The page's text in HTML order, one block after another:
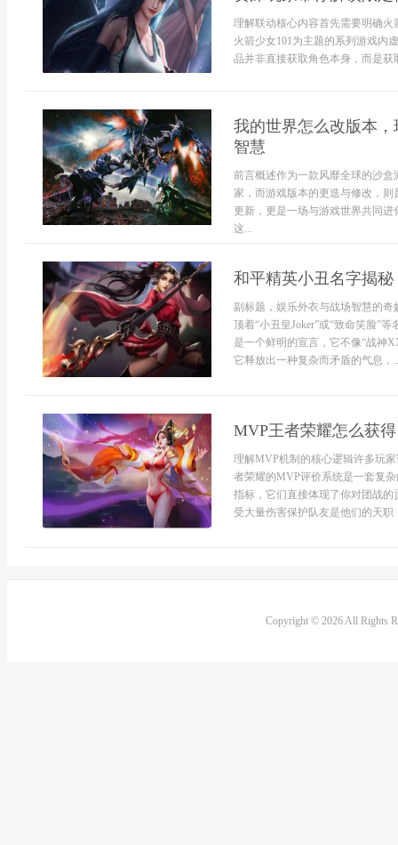
理解联动核心内容首先需要明确
火箭少女101为主题的系列游戏内
品并非直接获取角色本身，而是获
我的世界怎么改版本
智慧
前言概述作为一款风靡全球的沙
家，而游戏版本的更迭与修改，
更新，更是一场与游戏世界共同
这...
和平精英小丑名字揭
副标题，娱乐外衣与战场智慧的
顶着“小丑皇Joker”或“致命笑脸”
是一个鲜明的宣言，它不像“战神
它释放出一种复杂而矛盾的气息，
MVP王者荣耀怎么获
理解MVP机制的核心逻辑许多玩
者荣耀的MVP评价系统是一套复
指标，它们直接体现了你对团战
受大量伤害保护队友是他们的天
Copyright © 2026 All Rights